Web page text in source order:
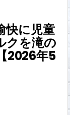
快に児童
クを滝の
2026年5